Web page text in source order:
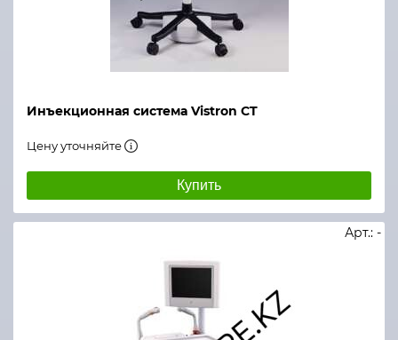
Инъекционная система Vistron CT
Цену уточняйте
Купить
Арт.: -